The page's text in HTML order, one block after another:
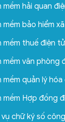
mềm hải quan
mềm bảo hiểm
mềm thuế điện
mềm văn phòng
mềm quản lý
mềm Hợp đồng
vụ chữ ký số